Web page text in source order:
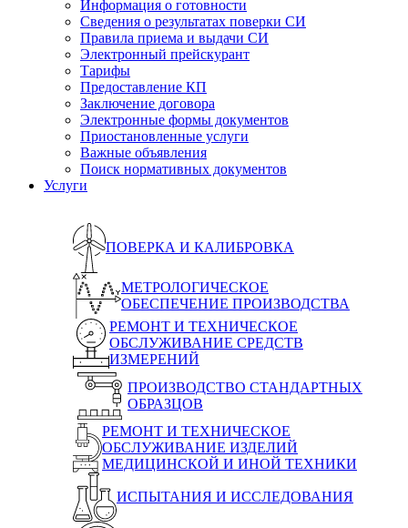
Информация о готовности
Сведения о результатах поверки СИ
Правила приема и выдачи СИ
Электронный прейскурант
Тарифы
Предоставление КП
Заключение договора
Электронные формы документов
Приостановленные услуги
Важные объявления
Поиск нормативных документов
Услуги
ПОВЕРКА И КАЛИБРОВКА
МЕТРОЛОГИЧЕСКОЕ
ОБЕСПЕЧЕНИЕ ПРОИЗВОДСТВА
РЕМОНТ И ТЕХНИЧЕСКОЕ
ОБСЛУЖИВАНИЕ СРЕДСТВ
ИЗМЕРЕНИЙ
ПРОИЗВОДСТВО СТАНДАРТНЫХ
ОБРАЗЦОВ
РЕМОНТ И ТЕХНИЧЕСКОЕ
ОБСЛУЖИВАНИЕ ИЗДЕЛИЙ
МЕДИЦИНСКОЙ И ИНОЙ ТЕХНИКИ
ИСПЫТАНИЯ И ИССЛЕДОВАНИЯ